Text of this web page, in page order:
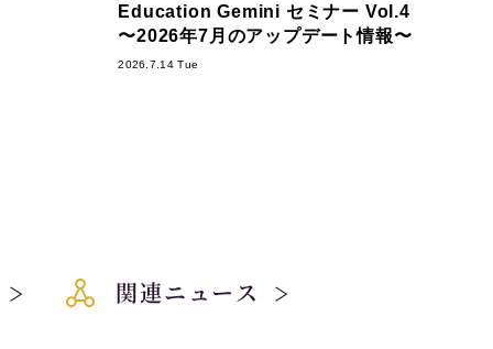
Education Gemini セミナー Vol.4
〜2026年7月のアップデート情報〜
2026.7.14 Tue
関連ニュース